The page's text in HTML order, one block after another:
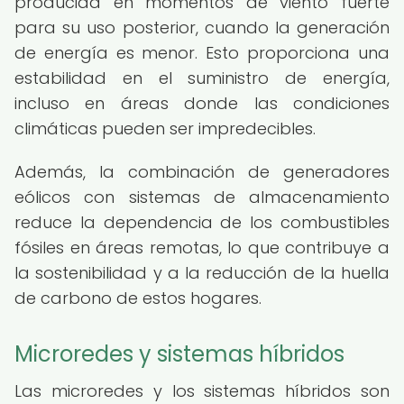
para su uso posterior, cuando la generación
de energía es menor. Esto proporciona una
estabilidad en el suministro de energía,
incluso en áreas donde las condiciones
climáticas pueden ser impredecibles.
Además, la combinación de generadores
eólicos con sistemas de almacenamiento
reduce la dependencia de los combustibles
fósiles en áreas remotas, lo que contribuye a
la sostenibilidad y a la reducción de la huella
de carbono de estos hogares.
Microredes y sistemas híbridos
Las microredes y los sistemas híbridos son